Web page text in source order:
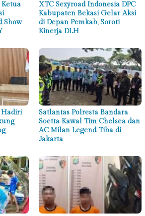
Show
XTC Sexyroad Indonesia DPC
Kabupaten Bekasi Gelar Aksi
di Depan Pemkab, Soroti
Kinerja DLH
Hadiri
Satlantas Polresta Bandara
Soetta Kawal Tim Chelsea dan
AC Milan Legend Tiba di
Jakarta